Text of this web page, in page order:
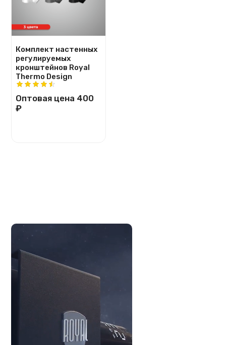
Комплект настенных
регулируемых
кронштейнов Royal
Thermo Design
Оптовая цена 400
₽